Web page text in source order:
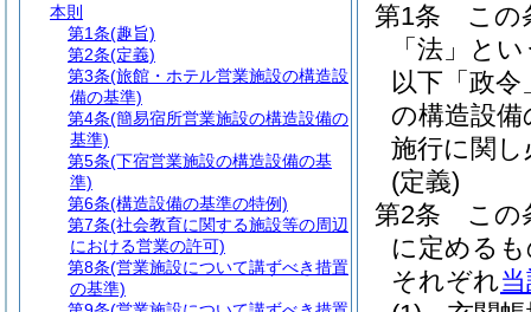
第1条
この
「法」と
以下「政
の構造設
施行に関
(定義)
第2条
この
に定める
それぞれ
本則
第1条(趣旨)
第2条(定義)
第3条(旅館・ホテル営業施設の構造設
備の基準)
第4条(簡易宿所営業施設の構造設備の
基準)
第5条(下宿営業施設の構造設備の基
準)
第6条(構造設備の基準の特例)
第7条(社会教育に関する施設等の周辺
における営業の許可)
第8条(営業施設について講ずべき措置
の基準)